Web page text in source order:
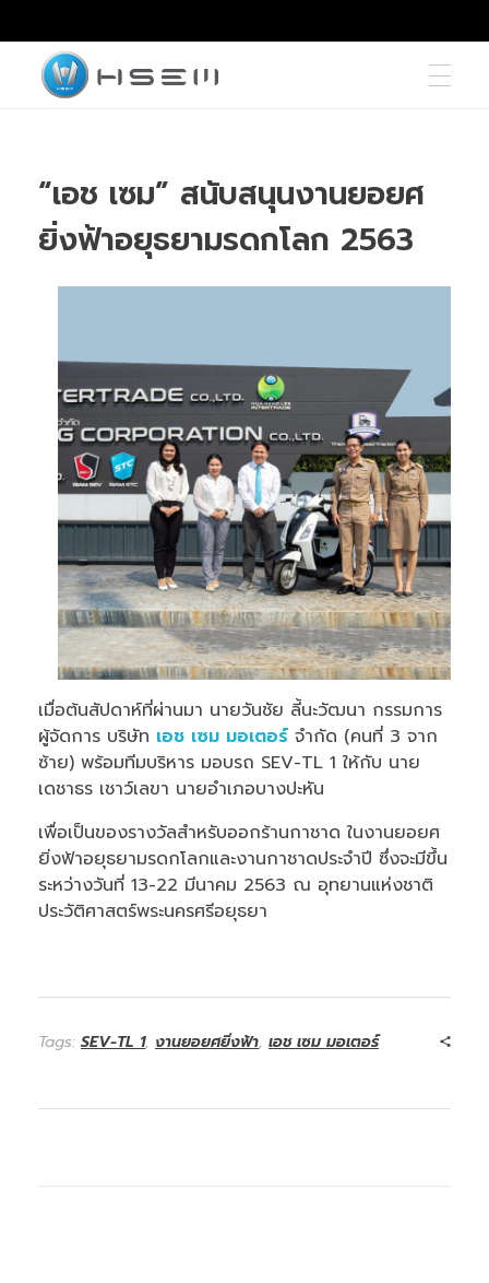
“เอช เซม” สนับสนุนงานยอยศ
ยิ่งฟ้าอยุธยามรดกโลก 2563
เมื่อต้นสัปดาห์ที่ผ่านมา นายวันชัย ลี้นะวัฒนา กรรมการ
ผู้จัดการ บริษัท เอช เซม มอเตอร์ จำกัด (คนที่ 3 จาก
ซ้าย) พร้อมทีมบริหาร มอบรถ SEV-TL 1 ให้กับ นาย
เดชาธร เชาว์เลขา นายอำเภอบางปะหัน
เพื่อเป็นของรางวัลสำหรับออกร้านกาชาด ในงานยอยศ
ยิ่งฟ้าอยุธยามรดกโลกและงานกาชาดประจำปี ซึ่งจะมีขึ้น
ระหว่างวันที่ 13-22 มีนาคม 2563 ณ อุทยานแห่งชาติ
ประวัติศาสตร์พระนครศรีอยุธยา
Tags: SEV-TL 1, งานยอยศยิ่งฟ้า, เอช เซม มอเตอร์